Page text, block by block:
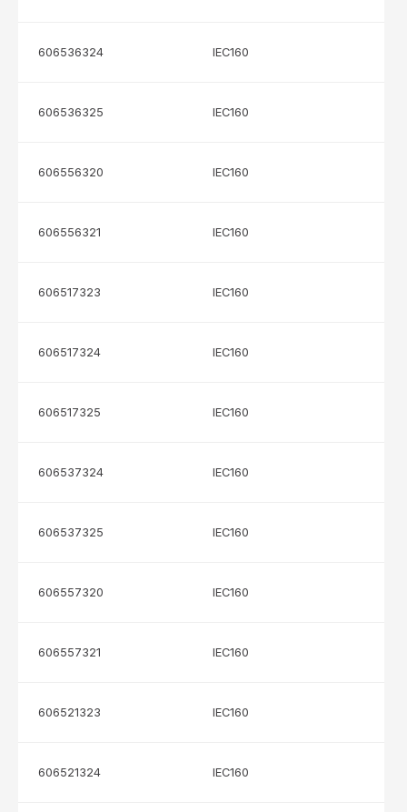
606536324 IEC160
606536325 IEC160
606556320 IEC160
606556321 IEC160
606517323 IEC160
606517324 IEC160
606517325 IEC160
606537324 IEC160
606537325 IEC160
606557320 IEC160
606557321 IEC160
606521323 IEC160
606521324 IEC160